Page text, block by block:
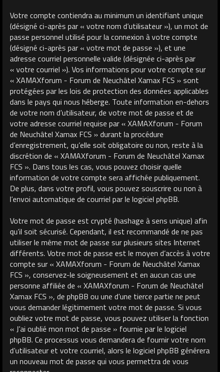
Votre compte contiendra au minimum un identifiant unique
(désigné ci-après par « votre nom d’utilisateur »), un mot de
passe personnel utilisé pour la connexion à votre compte
(désigné ci-après par « votre mot de passe »), et une
adresse courriel personnelle valide (désignée ci-après par
« votre courriel »). Vos informations pour votre compte sur
« XAMAXforum - Forum de Neuchâtel Xamax FCS » sont
protégées par les lois de protection des données applicables
dans le pays qui nous héberge. Toute information en-dehors
de votre nom d’utilisateur, de votre mot de passe et de
votre adresse courriel requise par « XAMAXforum - Forum
de Neuchâtel Xamax FCS » durant la procédure
d’enregistrement, qu’elle soit obligatoire ou non, reste à la
discrétion de « XAMAXforum - Forum de Neuchâtel Xamax
FCS ». Dans tous les cas, vous pouvez choisir quelle
information de votre compte sera affichée publiquement.
De plus, dans votre profil, vous pouvez souscrire ou non à
l’envoi automatique de courriel par le logiciel phpBB.
Votre mot de passe est crypté (hashage à sens unique) afin
qu’il soit sécurisé. Cependant, il est recommandé de ne pas
utiliser le même mot de passe sur plusieurs sites Internet
différents. Votre mot de passe est le moyen d’accès à votre
compte sur « XAMAXforum - Forum de Neuchâtel Xamax
FCS », conservez-le soigneusement et en aucun cas une
personne affiliée de « XAMAXforum - Forum de Neuchâtel
Xamax FCS », de phpBB ou une d’une tierce partie ne peut
vous demander légitimement votre mot de passe. Si vous
oubliez votre mot de passe, vous pouvez utiliser la fonction
« J’ai oublié mon mot de passe » fournie par le logiciel
phpBB. Ce processus vous demandera de fournir votre nom
d’utilisateur et votre courriel, alors le logiciel phpBB générera
un nouveau mot de passe qui vous permettra de vous